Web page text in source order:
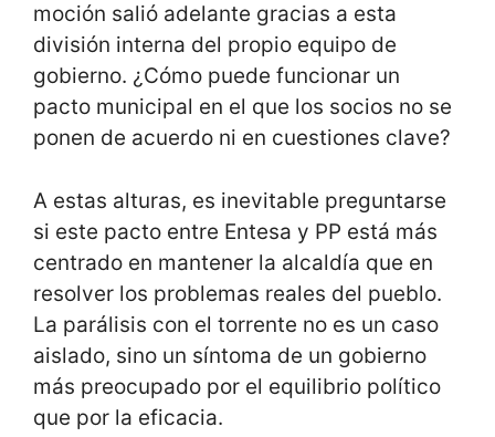
moción salió adelante gracias a esta
división interna del propio equipo de
gobierno. ¿Cómo puede funcionar un
pacto municipal en el que los socios no se
ponen de acuerdo ni en cuestiones clave?
A estas alturas, es inevitable preguntarse
si este pacto entre Entesa y PP está más
centrado en mantener la alcaldía que en
resolver los problemas reales del pueblo.
La parálisis con el torrente no es un caso
aislado, sino un síntoma de un gobierno
más preocupado por el equilibrio político
que por la eficacia.